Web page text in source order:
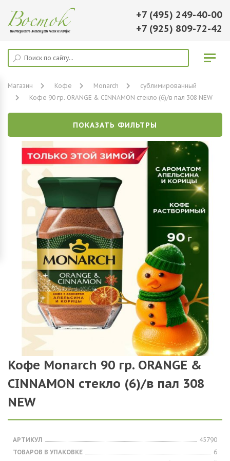
+7 (495) 249-40-00
+7 (925) 809-72-42
Магазин Кофе Monarch
сублимированный
Кофе 90 гр. ORANGE & CINNAMON стекло (6)/в пал 308 NEW
ПОКАЗАТЬ ФИЛЬТРЫ
Кофе Monarch 90 гр. ORANGE &
CINNAMON стекло (6)/в пал 308
NEW
АРТИКУЛ
45790
ТОВАРОВ В УПАКОВКЕ
6